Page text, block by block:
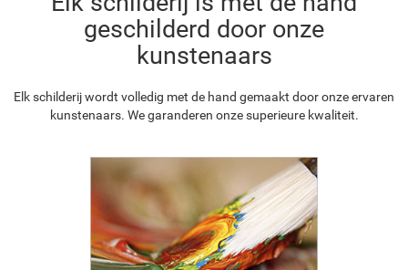
geschilderd door onze
kunstenaars
Elk schilderij wordt volledig met de hand gemaakt door onze ervaren
kunstenaars. We garanderen onze superieure kwaliteit.